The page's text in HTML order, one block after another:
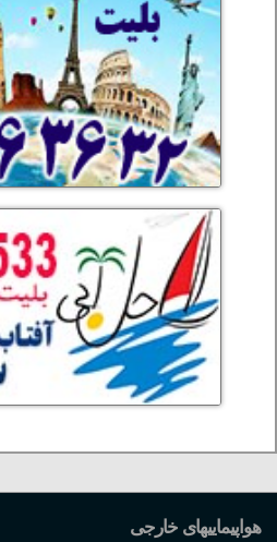
هواپیماییهای خارجی